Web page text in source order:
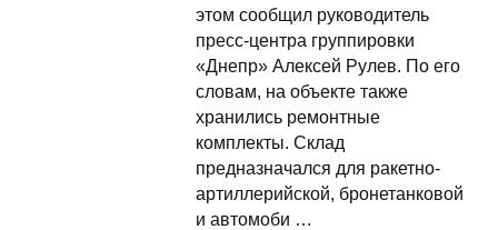
этом сообщил руководитель
пресс-центра группировки
«Днепр» Алексей Рулев. По его
словам, на объекте также
хранились ремонтные
комплекты. Склад
предназначался для ракетно-
артиллерийской, бронетанковой
и автомоби …